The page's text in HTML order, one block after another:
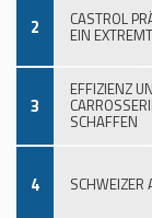
2 CASTROL
EIN
3
EFFIZIENZ
SCHAFFEN
4 SCHWEIZER